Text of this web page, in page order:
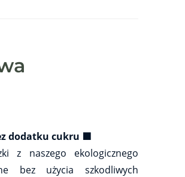
dodatku cukru 🟪
z naszego ekologicznego
bez użycia szkodliwych